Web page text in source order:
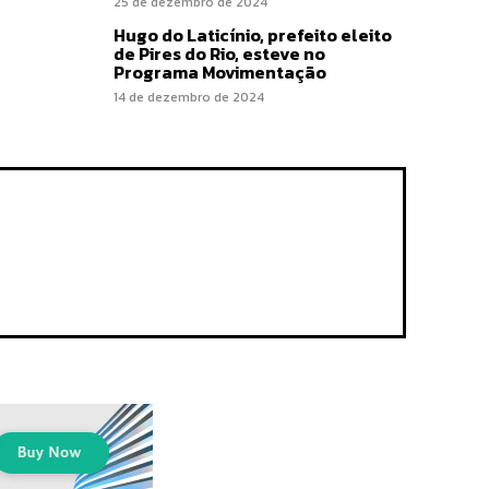
Hugo do Laticínio, prefeito eleito
de Pires do Rio, esteve no
Programa Movimentação
14 de dezembro de 2024